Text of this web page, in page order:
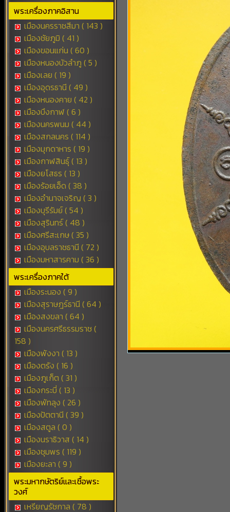
พระเครื่องภาคอิสาน
เมืองนครราชสีมา ( 143 )
เมืองชัยภูมิ ( 41 )
เมืองขอนแก่น ( 60 )
เมืองหนองบัวลำภู ( 5 )
เมืองเลย ( 19 )
เมืองอุดรธานี ( 49 )
เมืองหนองคาย ( 42 )
เมืองบึงกาฬ ( 6 )
เมืองนครพนม ( 44 )
เมืองสกลนคร ( 114 )
เมืองมุกดาหาร ( 19 )
เมืองกาฬสินธุ์ ( 13 )
เมืองยโสธร ( 13 )
เมืองร้อยเอ็ด ( 38 )
เมืองอำนาจเจริญ ( 3 )
เมืองบุรีรัมย์ ( 54 )
เมืองสุรินทร์ ( 48 )
เมืองศรีสะเกษ ( 35 )
เมืองอุบลราชธานี ( 72 )
เมืองมหาสารคาม ( 36 )
พระเครื่องภาคใต้
เมืองระนอง ( 9 )
เมืองสุราษฎร์ธานี ( 64 )
เมืองสงขลา ( 64 )
เมืองนครศรีธรรมราช (
158 )
เมืองพังงา ( 13 )
เมืองตรัง ( 16 )
เมืองภูเก็ต ( 31 )
เมืองกระบี่ ( 13 )
เมืองพัทลุง ( 26 )
เมืองปัตตานี ( 39 )
เมืองสตูล ( 0 )
เมืองนราธิวาส ( 14 )
เมืองชุมพร ( 119 )
เมืองยะลา ( 9 )
พระมหากษัตริย์และเชื้อพระ
วงศ์
เหรียญรัชกาล ( 78 )